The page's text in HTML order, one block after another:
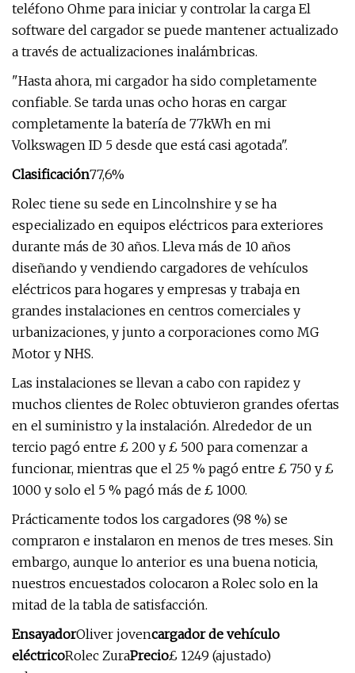
teléfono Ohme para iniciar y controlar la carga El
software del cargador se puede mantener actualizado
a través de actualizaciones inalámbricas.
"Hasta ahora, mi cargador ha sido completamente
confiable. Se tarda unas ocho horas en cargar
completamente la batería de 77kWh en mi
Volkswagen ID 5 desde que está casi agotada".
Clasificación77,6%
Rolec tiene su sede en Lincolnshire y se ha
especializado en equipos eléctricos para exteriores
durante más de 30 años. Lleva más de 10 años
diseñando y vendiendo cargadores de vehículos
eléctricos para hogares y empresas y trabaja en
grandes instalaciones en centros comerciales y
urbanizaciones, y junto a corporaciones como MG
Motor y NHS.
Las instalaciones se llevan a cabo con rapidez y
muchos clientes de Rolec obtuvieron grandes ofertas
en el suministro y la instalación. Alrededor de un
tercio pagó entre £ 200 y £ 500 para comenzar a
funcionar, mientras que el 25 % pagó entre £ 750 y £
1000 y solo el 5 % pagó más de £ 1000.
Prácticamente todos los cargadores (98 %) se
compraron e instalaron en menos de tres meses. Sin
embargo, aunque lo anterior es una buena noticia,
nuestros encuestados colocaron a Rolec solo en la
mitad de la tabla de satisfacción.
EnsayadorOliver jovencargador de vehículo
eléctricoRolec ZuraPrecio£ 1249 (ajustado)